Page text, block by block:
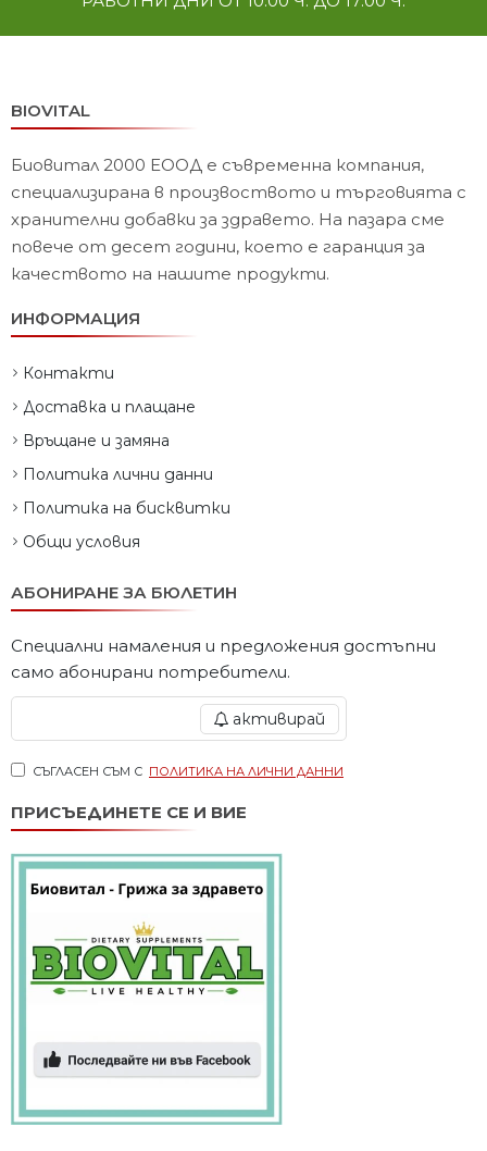
BIOVITAL
Биовитал 2000 ЕООД е съвременна компания,
специализирана в произвоството и търговията с
хранителни добавки за здравето. На пазара сме
повече от десет години, което е гаранция за
качеството на нашите продукти.
ИНФОРМАЦИЯ
Контакти
Доставка и плащане
Връщане и замяна
Политика лични данни
Политика на бисквитки
Общи условия
АБОНИРАНЕ ЗА БЮЛЕТИН
Специални намаления и предложения достъпни
само абонирани потребители.
активирай
СЪГЛАСЕН СЪМ С ПОЛИТИКА НА ЛИЧНИ ДАННИ
ПРИСЪЕДИНЕТЕ СЕ И ВИЕ